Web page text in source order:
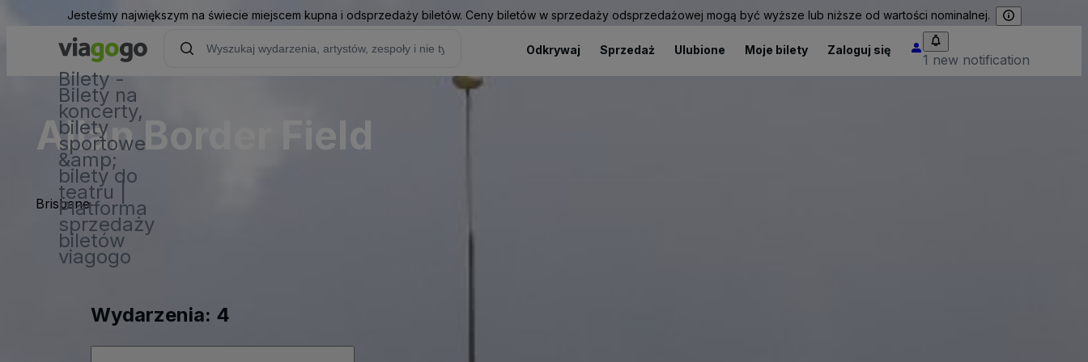
Jesteśmy największym na świecie miejscem kupna i odsprzedaży biletów. Ceny biletów w sprzedaży odsprzedażowej mogą być wyższe lub niższe od wartości nominalnej.
Bilety -
Bilety na
koncerty,
bilety
sportowe
&amp;
bilety do
teatru |
Platforma
sprzedaży
biletów
viagogo
Odkrywaj Sprzedaż Ulubione Moje bilety Zaloguj się
1 new notification
Allan Border Field
Brisbane
Wydarzenia: 4